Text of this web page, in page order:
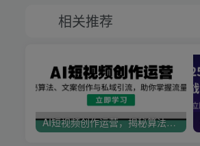
相关推荐
AI短视频创作运营，揭秘算法、文案创作与私域引流，助你掌握流量密码